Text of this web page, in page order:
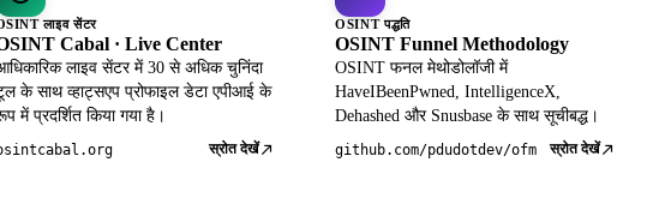
लाइव सेंटर
Cabal · Live Center
लाइव सेंटर में 30 से अधिक चुनिंदा
के साथ व्हाट्सएप प्रोफाइल डेटा एपीआई के
में प्रदर्शित किया गया है।
स्रोत देखें
OSINT पद्धति
OSINT Funnel Methodology
OSINT फनल मेथोडोलॉजी में
HaveIBeenPwned, IntelligenceX,
Dehashed और Snusbase के साथ सूचीबद्ध।
github.com/pdudotdev/ofm स्रोत देखें